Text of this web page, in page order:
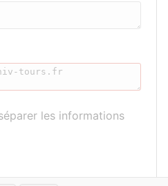
les informations